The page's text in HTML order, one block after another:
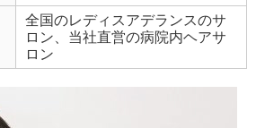
全国のレディスアデランスのサ
ロン、当社直営の病院内ヘアサ
ロン